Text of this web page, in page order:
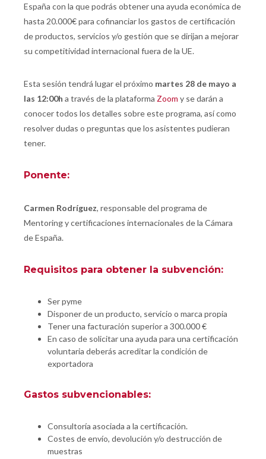
España con la que podrás obtener una ayuda económica de
hasta 20.000€ para cofinanciar los gastos de certificación
de productos, servicios y/o gestión que se dirijan a mejorar
su competitividad internacional fuera de la UE.
Esta sesión tendrá lugar el próximo martes 28 de mayo a
las 12:00h a través de la plataforma Zoom y se darán a
conocer todos los detalles sobre este programa, así como
resolver dudas o preguntas que los asistentes pudieran
tener.
Ponente:
Carmen Rodríguez, responsable del programa de
Mentoring y certificaciones internacionales de la Cámara
de España.
Requisitos para obtener la subvención:
Ser pyme
Disponer de un producto, servicio o marca propia
Tener una facturación superior a 300.000 €
En caso de solicitar una ayuda para una certificación
voluntaria deberás acreditar la condición de
exportadora
Gastos subvencionables:
Consultoría asociada a la certificación.
Costes de envío, devolución y/o destrucción de
muestras